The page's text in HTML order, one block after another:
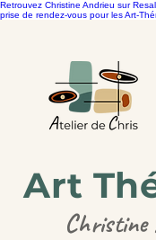
Retrouvez Christine Andrieu sur
prise de rendez-vous pour les Art-
Christine
Art